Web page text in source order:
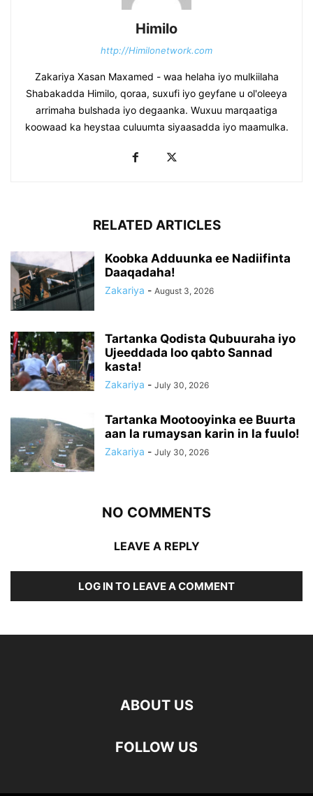
Himilo
http://Himilonetwork.com
Zakariya Xasan Maxamed - waa helaha iyo mulkiilaha
Shabakadda Himilo, qoraa, suxufi iyo geyfane u ol'oleeya
arrimaha bulshada iyo degaanka. Wuxuu marqaatiga
koowaad ka heystaa culuumta siyaasadda iyo maamulka.
RELATED ARTICLES
Koobka Adduunka ee Nadiifinta
Daaqadaha!
Zakariya - August 3, 2026
Tartanka Qodista Qubuuraha iyo
Ujeeddada loo qabto Sannad
kasta!
Zakariya - July 30, 2026
Tartanka Mootooyinka ee Buurta
aan la rumaysan karin in la fuulo!
Zakariya - July 30, 2026
NO COMMENTS
LEAVE A REPLY
LOG IN TO LEAVE A COMMENT
ABOUT US
FOLLOW US